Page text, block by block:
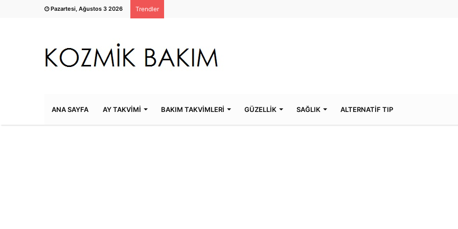
Pazartesi, Ağustos 3 2026 Trendler
ANA SAYFA AY TAKVİMİ BAKIM TAKVİMLERİ GÜZELLİK SAĞLIK ALTERNATİF TIP